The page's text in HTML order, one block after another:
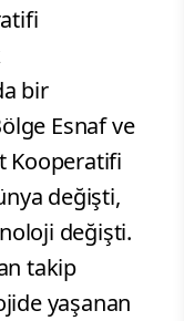
bir
Esnaf ve
Kooperatifi
değişti,
değişti.
takip
yaşanan